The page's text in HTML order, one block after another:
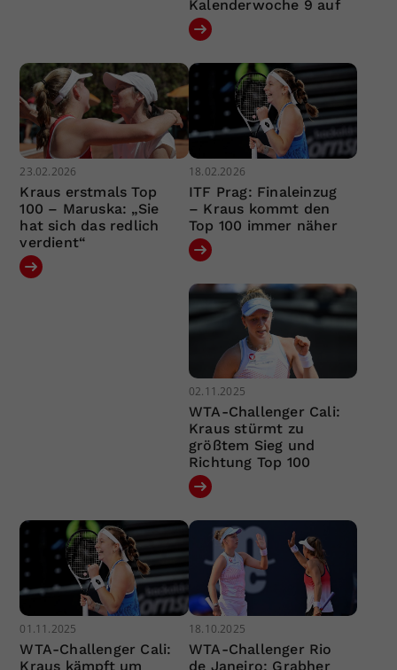
Kalenderwoche 9 auf
23.02.2026
Kraus erstmals Top
100 – Maruska: „Sie
hat sich das redlich
verdient“
18.02.2026
ITF Prag: Finaleinzug
– Kraus kommt den
Top 100 immer näher
02.11.2025
WTA-Challenger Cali:
Kraus stürmt zu
größtem Sieg und
Richtung Top 100
01.11.2025
WTA-Challenger Cali:
Kraus kämpft um
18.10.2025
WTA-Challenger Rio
de Janeiro: Grabher